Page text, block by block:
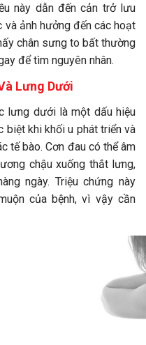
này dẫn đến cản trở lưu
và ảnh hưởng đến các hoạt
chân sưng to bất thường
để tìm nguyên nhân.
Lưng Dưới
lưng dưới là một dấu hiệu
biệt khi khối u phát triển và
tế bào. Cơn đau có thể âm
chậu xuống thắt lưng,
ngày. Triệu chứng này
của bệnh, vì vậy cần